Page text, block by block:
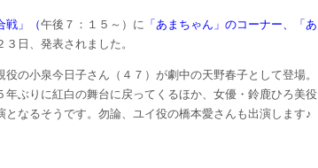
戦」（午後７：１５～）に 「あまちゃん」のコーナー、「あ
日、発表されました。
の小泉今日子さん（４７）が劇中の天野春子として登場。
ぶりに紅白の舞台に戻ってくるほか、女優・鈴鹿ひろ美役
なるそうです。勿論、ユイ役の橋本愛さんも出演します♪